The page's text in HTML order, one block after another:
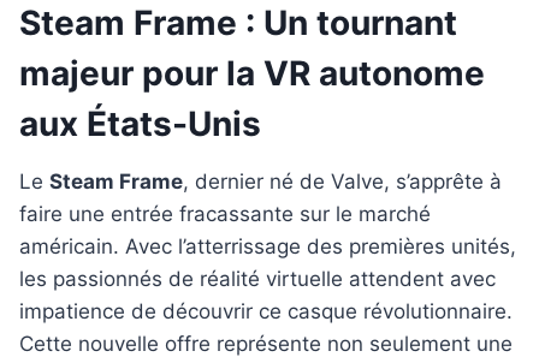
Steam Frame : Un tournant
majeur pour la VR autonome
aux États-Unis
Le Steam Frame, dernier né de Valve, s’apprête à
faire une entrée fracassante sur le marché
américain. Avec l’atterrissage des premières unités,
les passionnés de réalité virtuelle attendent avec
impatience de découvrir ce casque révolutionnaire.
Cette nouvelle offre représente non seulement une